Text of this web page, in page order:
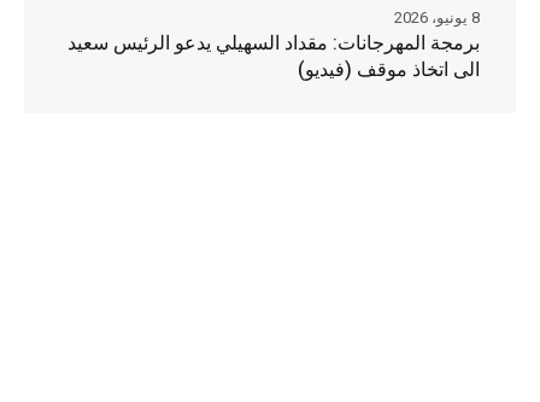
برمجة المهرجانات: مقداد السهيلي يدعو الرئيس سعيد
الى اتخاذ موقف (فيديو)
8 يونيو، 2026